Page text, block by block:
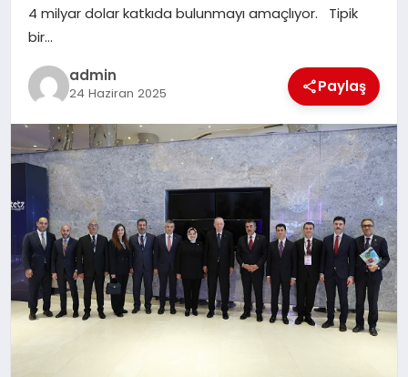
4 milyar dolar katkıda bulunmayı amaçlıyor. Tipik
bir…
admin
24 Haziran 2025 Paylaş